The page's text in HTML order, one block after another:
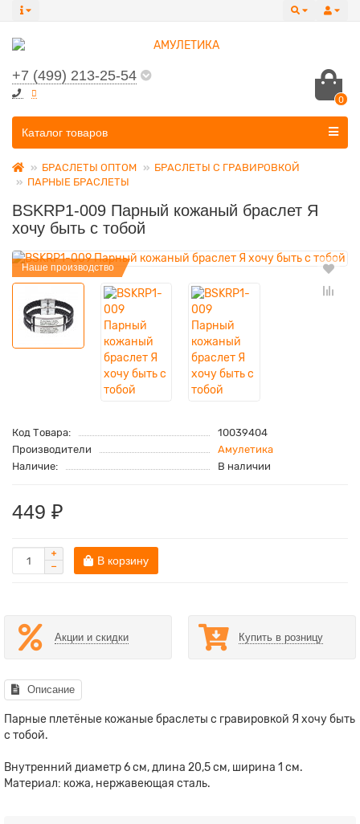
+7 (499) 213-25-54
0
Все категории
Каталог товаров
БРАСЛЕТЫ ОПТОМ
БРАСЛЕТЫ С ГРАВИРОВКОЙ
ПАРНЫЕ БРАСЛЕТЫ
BSKRP1-009 Парный кожаный браслет Я
хочу быть с тобой
Наше производство
Код Товара:
10039404
Производители
Амулетика
Наличие:
В наличии
449 ₽
В корзину
Акции и скидки Купить в розницу
Описание
Парные плетёные кожаные браслеты с гравировкой Я хочу быть
с тобой.
Внутренний диаметр 6 см, длина 20,5 см, ширина 1 см.
Материал: кожа, нержавеющая сталь.